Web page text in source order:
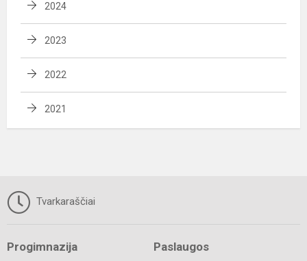
2024
2023
2022
2021
Tvarkaraščiai
Progimnazija Paslaugos